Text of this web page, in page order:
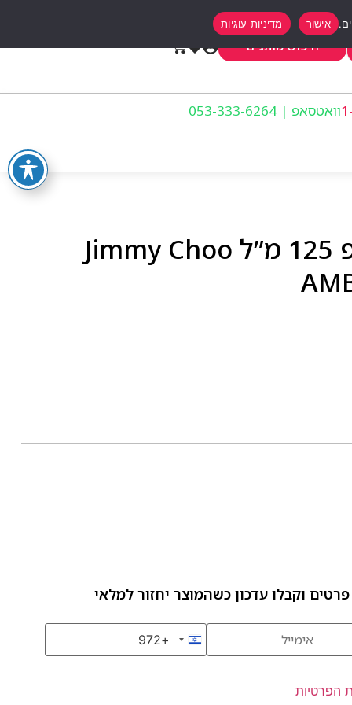
חיפוש מותגים
וואטסאפ | 053-333-6264
ג’ימי צ’ו אמבר קיס אדפ 125 מ”ל Jimmy Choo
וקבלו עדכון כשהמוצר יחזור למלאי
Israel +972
+972
הפרטיות
אישור מדיניות עוגיות